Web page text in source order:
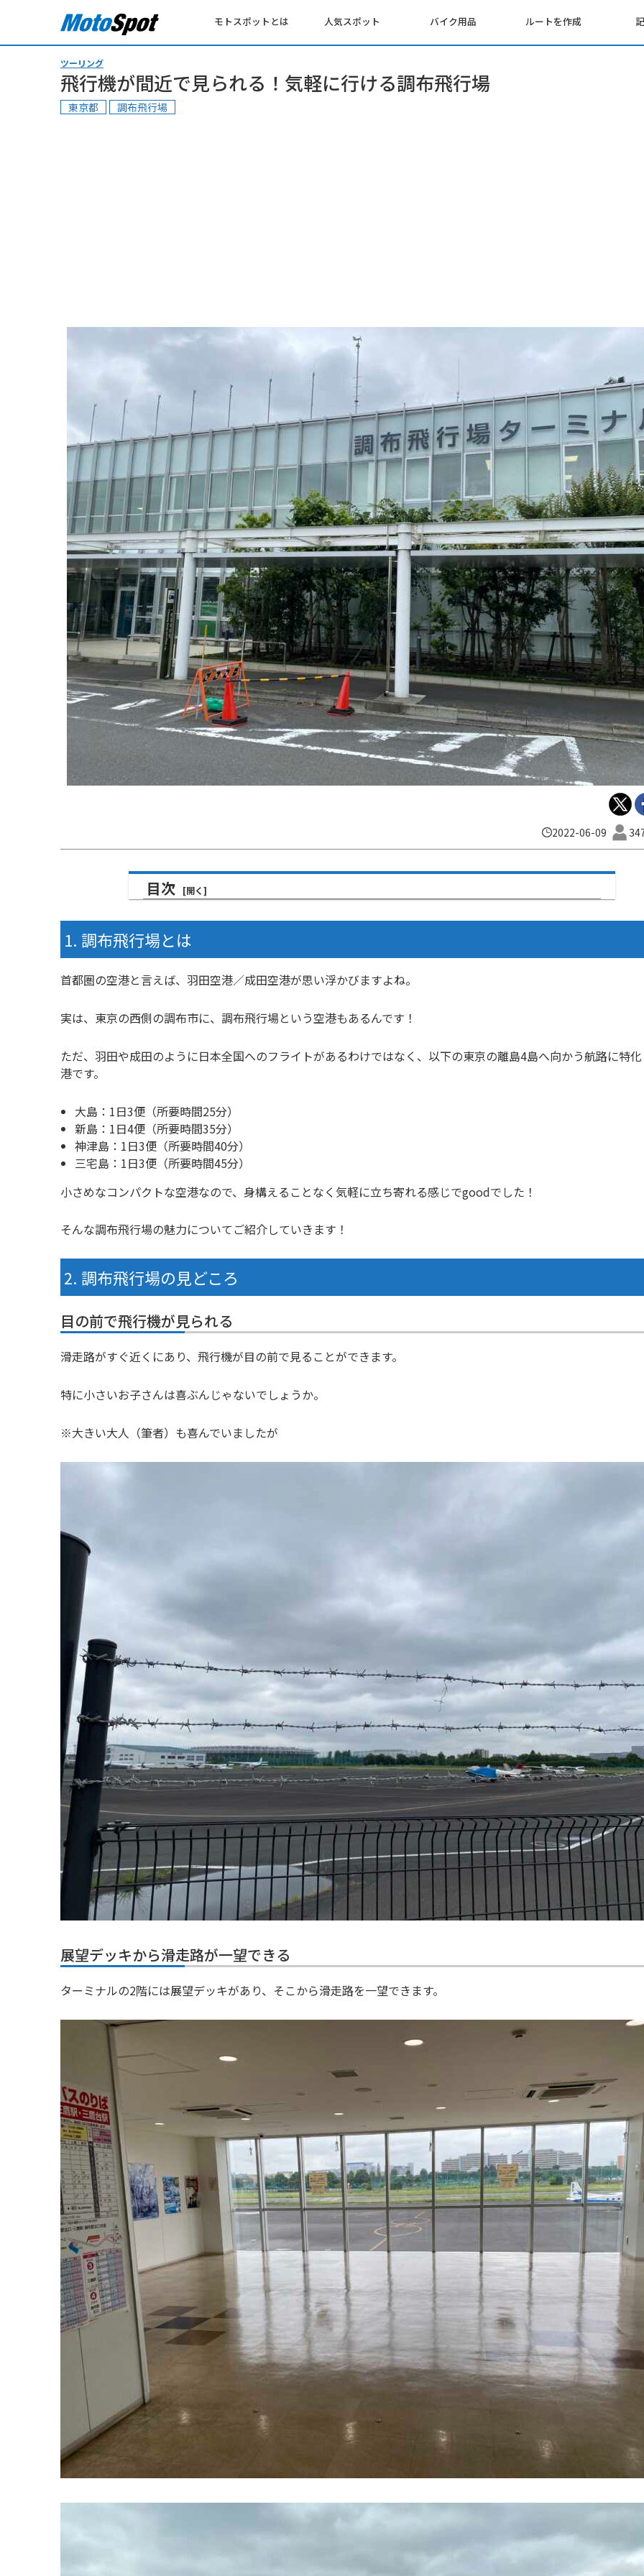
モトスポットとは 人気スポット バイク用品 ルートを作成
ツーリング
飛行機が間近で見られる！気軽に行ける調布飛行場
東京都 調布飛行場
2022-06-09
目次
調布飛行場とは
首都圏の空港と言えば、羽田空港／成田空港が思い浮かびますよね。
実は、東京の西側の調布市に、調布飛行場という空港もあるんです！
ただ、羽田や成田のように日本全国へのフライトがあるわけではなく、以下の東京の離島4島へ向かう航路に特
港です。
大島：1日3便（所要時間25分）
新島：1日4便（所要時間35分）
神津島：1日3便（所要時間40分）
三宅島：1日3便（所要時間45分）
小さめなコンパクトな空港なので、身構えることなく気軽に立ち寄れる感じでgoodでした！
そんな調布飛行場の魅力についてご紹介していきます！
調布飛行場の見どころ
目の前で飛行機が見られる
滑走路がすぐ近くにあり、飛行機が目の前で見ることができます。
特に小さいお子さんは喜ぶんじゃないでしょうか。
※大きい大人（筆者）も喜んでいましたが
展望デッキから滑走路が一望できる
ターミナルの2階には展望デッキがあり、そこから滑走路を一望できます。